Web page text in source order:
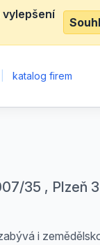
vylepšení
katalog firem
35 , Plzeň
i